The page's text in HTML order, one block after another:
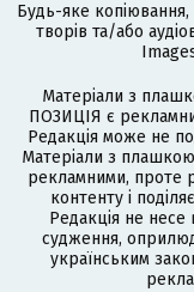
Будь-яке
творів та/або
Матеріали з
ПОЗИЦІЯ є
Редакція може не
Матеріали з
рекламними, проте
контенту і
Редакція не несе
судження,
українським